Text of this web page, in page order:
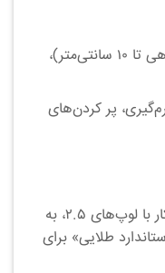
میدان دید بسیار وسیع (گاهی تا ۱۰ سانتی‌متر)،
پر کردن‌های
بسیاری از متخصصان پس از مدتی کار با لوپ‌های ۲.۵، به
طلایی» برای